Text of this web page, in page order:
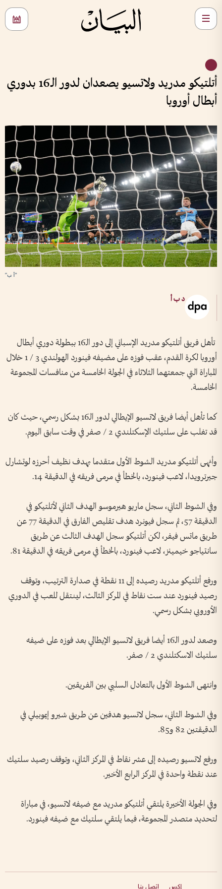
أتلتيكو مدريد ولاتسيو يصعدان لدور الـ16 بدوري
أبطال أوروبا
"أ ب"
د ب أ
تأهل فريق أتلتيكو مدريد الإسباني إلى دور الـ16 ببطولة دوري أبطال
أوروبا لكرة القدم، عقب فوزه على مضيفه فينورد الهولندي 3 / 1 خلال
المباراة التي جمعتهما الثلاثاء في الجولة الخامسة من منافسات المجموعة
الخامسة.
كما تأهل أيضا فريق لاتسيو الإيطالي لدور الـ16 بشكل رسمي، حيث كان
قد تغلب على سلتيك الإسكتلندي 2 / صفر في وقت سابق اليوم.
وأنهى أتلتيكو مدريد الشوط الأول متقدما بهدف نظيف أحرزه لوتشارل
جيرترويدا، لاعب فينورد، بالخطأ في مرمى فريقه في الدقيقة 14.
وفي الشوط الثاني، سجل ماريو هيرموسو الهدف الثاني لأتلتيكو في
الدقيقة 57، ثم سجل فيونرد هدف تقليص الفارق في الدقيقة 77 عن
طريق ماتس فيفر، لكن أتلتيكو سجل الهدف الثالث عن طريق
سانتياجو خيمينز، لاعب فينورد، بالخطأ في مرمى فريقه في الدقيقة 81.
ورفع أتلتيكو مدريد رصيده إلى 11 نقطة في صدارة الترتيب، وتوقف
رصيد فينورد عند ست نقاط في المركز الثالث، لينتقل للعب في الدوري
الأوروبي بشكل رسمي.
وصعد لدور الـ16 أيضا فريق لاتسيو الإيطالي بعد فوزه على ضيفه
سلتيك الاسكتلندي 2 / صفر.
وانتهى الشوط الأول بالتعادل السلبي بين الفريقين.
وفي الشوط الثاني، سجل لاتسيو هدفين عن طريق شيرو إيموبيلي في
الدقيقتين 82 و85.
ورفع لاتسيو رصيده إلى عشر نقاط في المركز الثاني، وتوقف رصيد سلتيك
عند نقطة واحدة في المركز الرابع الأخير.
وفي الجولة الأخيرة يلتقي أتلتيكو مدريد مع ضيفه لاتسيو، في مباراة
لتحديد متصدر المجموعة، فيما يلتقي سلتيك مع ضيفه فينورد.
إكس اتصل بنا